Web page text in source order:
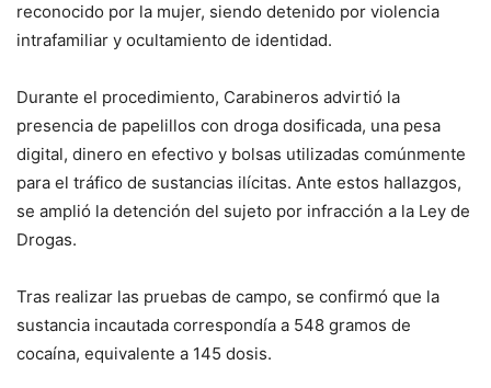
reconocido por la mujer, siendo detenido por violencia
intrafamiliar y ocultamiento de identidad.
Durante el procedimiento, Carabineros advirtió la
presencia de papelillos con droga dosificada, una pesa
digital, dinero en efectivo y bolsas utilizadas comúnmente
para el tráfico de sustancias ilícitas. Ante estos hallazgos,
se amplió la detención del sujeto por infracción a la Ley de
Drogas.
Tras realizar las pruebas de campo, se confirmó que la
sustancia incautada correspondía a 548 gramos de
cocaína, equivalente a 145 dosis.